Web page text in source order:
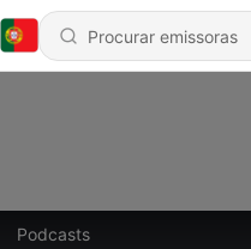
Podcasts